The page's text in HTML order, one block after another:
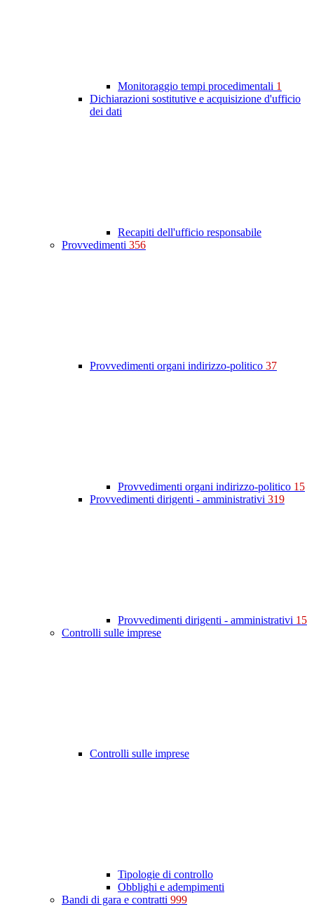
Monitoraggio tempi procedimentali 1
Dichiarazioni sostitutive e acquisizione d'ufficio
dei dati
Recapiti dell'ufficio responsabile
Provvedimenti 356
Provvedimenti organi indirizzo-politico 37
Provvedimenti organi indirizzo-politico 15
Provvedimenti dirigenti - amministrativi 319
Provvedimenti dirigenti - amministrativi 15
Controlli sulle imprese
Controlli sulle imprese
Tipologie di controllo
Obblighi e adempimenti
Bandi di gara e contratti 999